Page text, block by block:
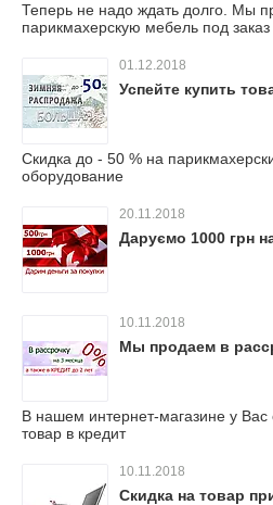
Теперь не надо ждать долго. Мы
парикмахерскую мебель под заказ
01.12.2018
Успейте купить
Скидка до - 50 % на
оборудование
20.11.2018
Даруємо 1000 грн
10.11.2018
Мы продаем в
В нашем интернет-магазине у Вас
товар в кредит
10.11.2018
Скидка на товар